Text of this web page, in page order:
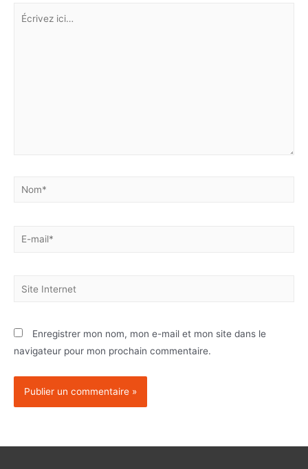
Enregistrer mon nom, mon e-mail et mon site dans le
navigateur pour mon prochain commentaire.